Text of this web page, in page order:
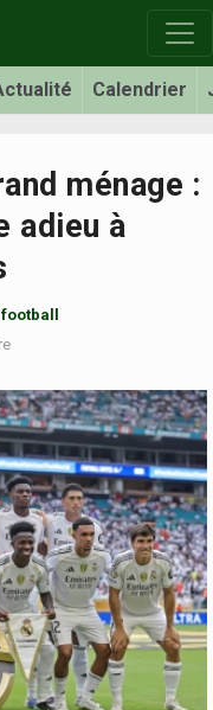
Calendrier
ménage :
adieu à